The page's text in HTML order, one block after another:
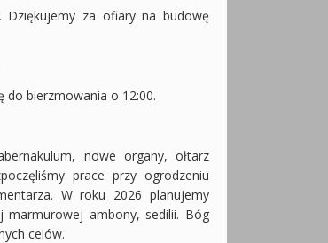
Dziękujemy za ofiary na budowę
do bierzmowania o 12:00.
nowe organy, ołtarz
prace przy ogrodzeniu
W roku 2026 planujemy
marmurowej ambony, sedilii. Bóg
celów.